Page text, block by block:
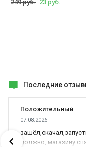
249 руб. 23 руб.
Последние
Положительный
07.08.2026
должно, магазину